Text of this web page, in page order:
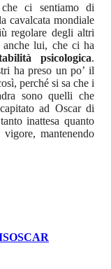
ci sentiamo di
cavalcata mondiale
regolare degli altri
anche lui, che ci ha
psicologica.
ha preso un po’ il
perché si sa che i
sono quelli che
ad Oscar di
inattesa quanto
mantenendo
OSCAR